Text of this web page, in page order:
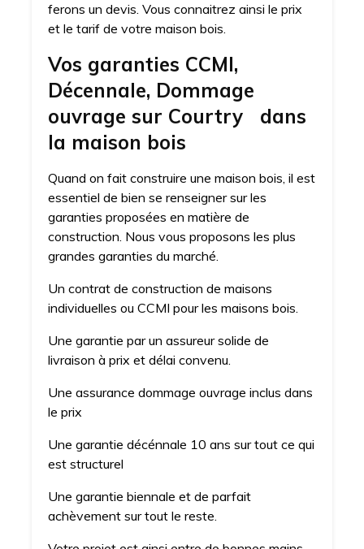
ferons un devis. Vous connaitrez ainsi le prix
et le tarif de votre maison bois.
Vos garanties CCMI,
Décennale, Dommage
ouvrage sur Courtry dans
la maison bois
Quand on fait construire une maison bois, il est
essentiel de bien se renseigner sur les
garanties proposées en matière de
construction. Nous vous proposons les plus
grandes garanties du marché.
Un contrat de construction de maisons
individuelles ou CCMI pour les maisons bois.
Une garantie par un assureur solide de
livraison à prix et délai convenu.
Une assurance dommage ouvrage inclus dans
le prix
Une garantie décénnale 10 ans sur tout ce qui
est structurel
Une garantie biennale et de parfait
achèvement sur tout le reste.